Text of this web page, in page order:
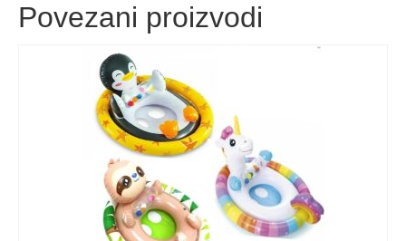
Povezani proizvodi